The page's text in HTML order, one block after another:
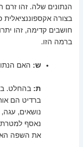
הנתונים שלה. זהו זרם
חושבים קדימה, זהו
ברמה הזו.
ש: האם
ת: בהחלט.
ברדיט הם
נושאים, עגה,
את השפה